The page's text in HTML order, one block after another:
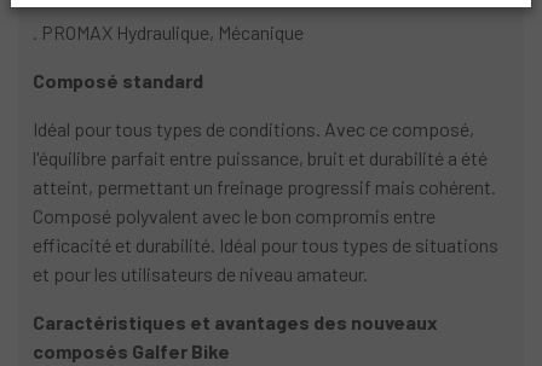
. PROMAX Hydraulique, Mécanique
Composé standard
Idéal pour tous types de conditions. Avec ce composé,
l'équilibre parfait entre puissance, bruit et durabilité a été
atteint, permettant un freinage progressif mais cohérent.
Composé polyvalent avec le bon compromis entre
efficacité et durabilité. Idéal pour tous types de situations
et pour les utilisateurs de niveau amateur.
Caractéristiques et avantages des nouveaux
composés Galfer Bike